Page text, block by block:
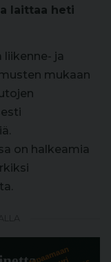
laittaa heti
ja
mukaan
on halkeamia